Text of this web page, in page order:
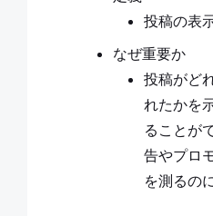
投稿の表
なぜ重要か
投稿がど
れたかを
ることが
告やプロ
を測るの